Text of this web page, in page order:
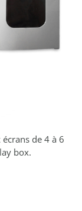
de fixer
vélo.
flexible
outil.
de 4 à 6
box.